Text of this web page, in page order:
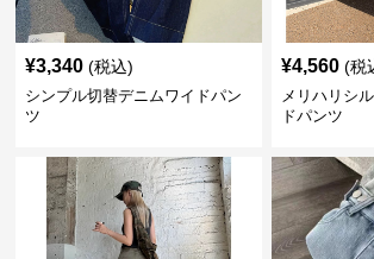
¥3,340 (税込)
シンプル切替デニムワイドパン
ツ
¥4,560 (税
メリハリシ
ドパンツ